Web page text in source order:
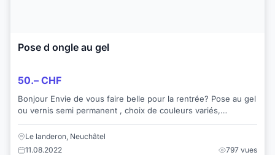
Pose d ongle au gel
50.– CHF
Bonjour Envie de vous faire belle pour la rentrée? Pose au gel
ou vernis semi permanent , choix de couleurs variés,
Le landeron, Neuchâtel
11.08.2022
797 vues